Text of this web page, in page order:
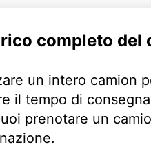
completo del
un intero camion
il tempo di
prenotare un